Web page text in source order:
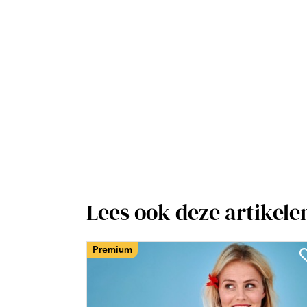
Lees ook deze
Premium